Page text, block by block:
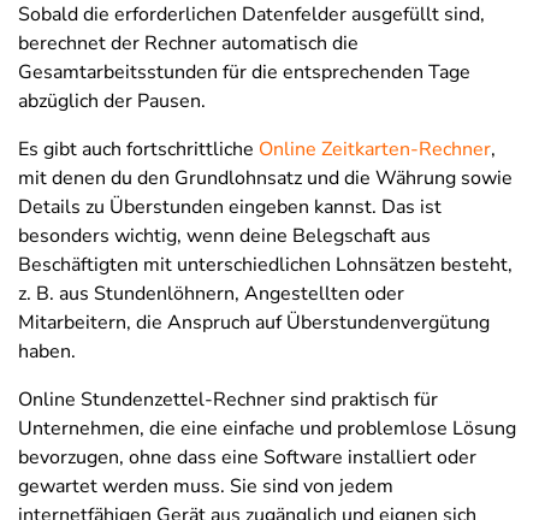
Sobald die erforderlichen Datenfelder ausgefüllt sind,
berechnet der Rechner automatisch die
Gesamtarbeitsstunden für die entsprechenden Tage
abzüglich der Pausen.
Es gibt auch fortschrittliche Online Zeitkarten-Rechner,
mit denen du den Grundlohnsatz und die Währung sowie
Details zu Überstunden eingeben kannst. Das ist
besonders wichtig, wenn deine Belegschaft aus
Beschäftigten mit unterschiedlichen Lohnsätzen besteht,
z. B. aus Stundenlöhnern, Angestellten oder
Mitarbeitern, die Anspruch auf Überstundenvergütung
haben.
Online Stundenzettel-Rechner sind praktisch für
Unternehmen, die eine einfache und problemlose Lösung
bevorzugen, ohne dass eine Software installiert oder
gewartet werden muss. Sie sind von jedem